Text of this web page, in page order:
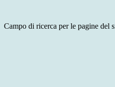
Campo di ricerca per le pagine del